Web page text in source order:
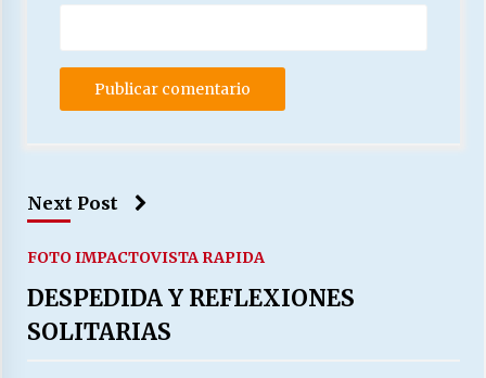
Next Post
FOTO IMPACTOVISTA RAPIDA
DESPEDIDA Y REFLEXIONES
SOLITARIAS